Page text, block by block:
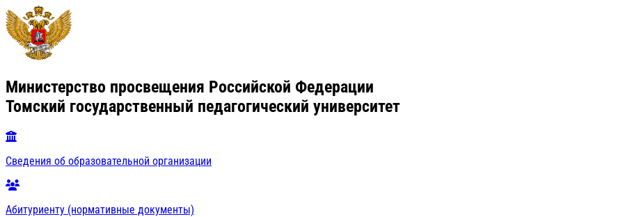
Министерство просвещения Российской Федерации
Томский государственный педагогический университет
Сведения об образовательной организации
Абитуриенту (нормативные документы)